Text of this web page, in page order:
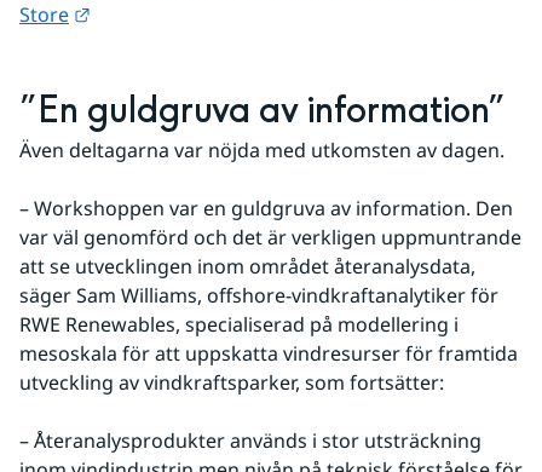
Store
”En guldgruva av information”
Även deltagarna var nöjda med utkomsten av dagen.
– Workshoppen var en guldgruva av information. Den
var väl genomförd och det är verkligen uppmuntrande
att se utvecklingen inom området återanalysdata,
säger Sam Williams, offshore-vindkraftanalytiker för
RWE Renewables, specialiserad på modellering i
mesoskala för att uppskatta vindresurser för framtida
utveckling av vindkraftsparker, som fortsätter:
– Återanalysprodukter används i stor utsträckning